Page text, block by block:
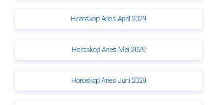
Horoskop Aries April 2029
Horoskop Aries Mei 2029
Horoskop Aries Juni 2029